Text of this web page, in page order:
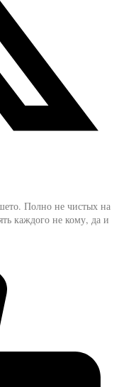
Полно не чистых на
каждого не кому, да и